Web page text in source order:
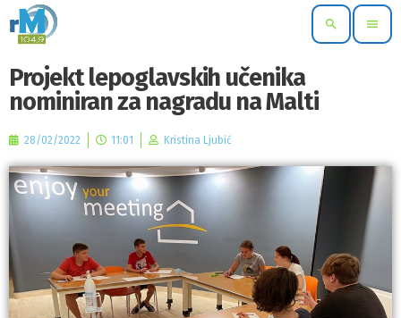
search menu
Projekt lepoglavskih učenika
nominiran za nagradu na Malti
28/02/2022 11:01 Kristina Ljubić